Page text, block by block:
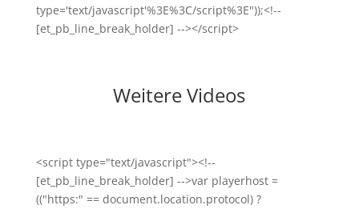
type='text/javascript'%3E%3C/script%3E"));<!--
[et_pb_line_break_holder] --></script>
Weitere Videos
<script type="text/javascript"><!--
[et_pb_line_break_holder] -->var playerhost =
(("https:" == document.location.protocol) ?